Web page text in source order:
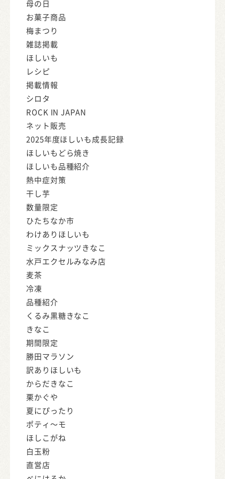
母の日
お菓子商品
梅まつり
雑誌掲載
ほしいも
レシピ
掲載情報
シロタ
ROCK IN JAPAN
ネット販売
2025年度ほしいも成長記録
ほしいもどら焼き
ほしいも品種紹介
熱中症対策
干し芋
数量限定
ひたちなか市
わけありほしいも
ミックスナッツきなこ
水戸エクセルみなみ店
麦茶
冷凍
品種紹介
くるみ黒糖きなこ
きなこ
期間限定
勝田マラソン
訳ありほしいも
からだきなこ
栗かぐや
夏にぴったり
ポティ～モ
ほしこがね
白玉粉
直営店